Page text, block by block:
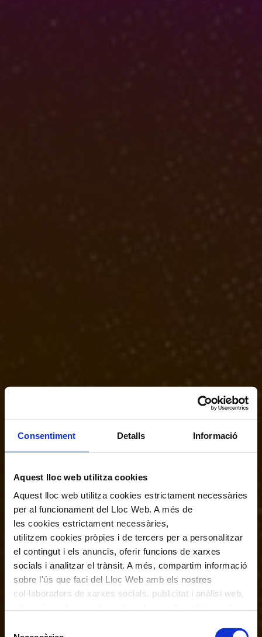
Consentiment Detalls Informació
Aquest lloc web utilitza cookies
Aquest lloc web utilitza cookies estrictament necessàries
per al funcionament del Lloc Web. A més de
les cookies estrictament necessàries,
utilitzem cookies pròpies i de tercers per a personalitzar
el contingut i els anuncis, oferir funcions de xarxes
socials i analitzar el trànsit. A més, compartim informació
sobre l'ús que faci del Lloc Web amb els nostres
col·laboradors de xarxes socials, publicitat i anàlisi web,